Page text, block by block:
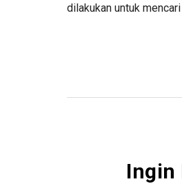
dilakukan untuk
Ingin